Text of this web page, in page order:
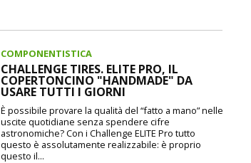
COMPONENTISTICA
CHALLENGE TIRES. ELITE PRO, IL
COPERTONCINO "HANDMADE" DA
USARE TUTTI I GIORNI
È possibile provare la qualità del “fatto a mano” nelle
uscite quotidiane senza spendere cifre
astronomiche? Con i Challenge ELITE Pro tutto
questo è assolutamente realizzabile: è proprio
questo il...